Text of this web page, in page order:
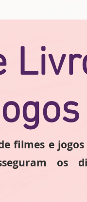
filmes e
os